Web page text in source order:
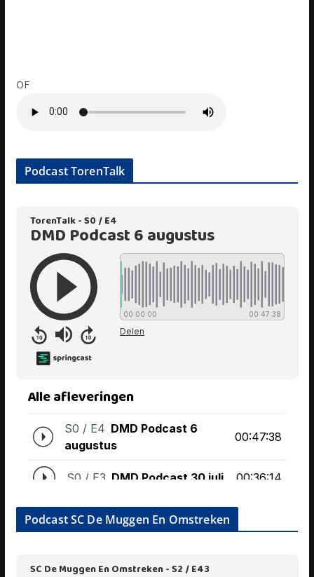
OF
Podcast TorenTalk
Podcast SC De Muggen En Omstreken